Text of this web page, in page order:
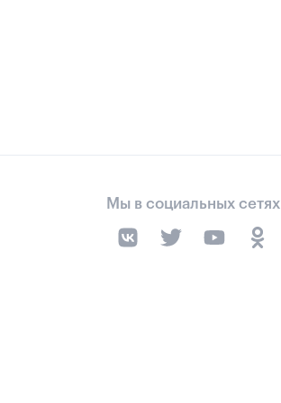
Мы в социальных сетях